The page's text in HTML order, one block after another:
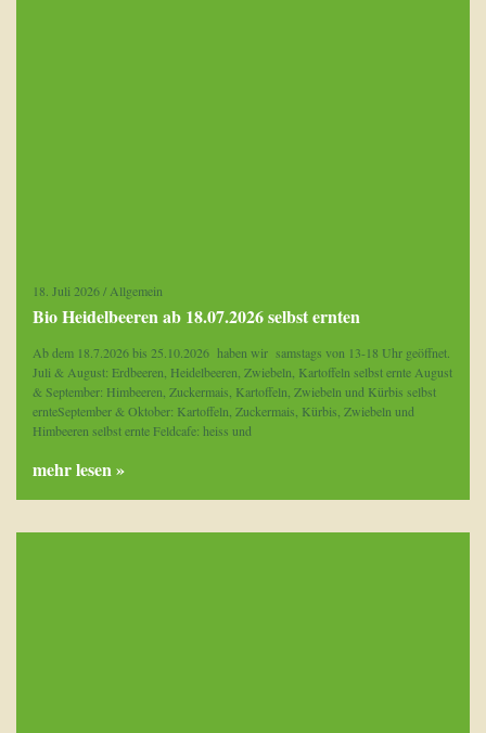
18. Juli 2026/Allgemein
Bio Heidelbeeren ab 18.07.2026 selbst ernten
Ab dem 18.7.2026 bis 25.10.2026 haben wir samstags von 13-18 Uhr geöffnet.
Juli & August: Erdbeeren, Heidelbeeren, Zwiebeln, Kartoffeln selbst ernte August
& September: Himbeeren, Zuckermais, Kartoffeln, Zwiebeln und Kürbis selbst
ernteSeptember & Oktober: Kartoffeln, Zuckermais, Kürbis, Zwiebeln und
Himbeeren selbst ernte Feldcafe: heiss und
mehr lesen »